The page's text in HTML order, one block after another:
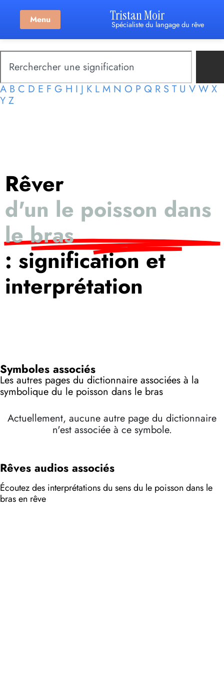
Menu Tristan Moir
Spécialiste du langage du rêve
A B C D E F G H I J K L M N O P Q R S T U V W X
Y Z
Rêver
d'un le poisson dans
le bras
: signification et
interprétation
Symboles associés
Les autres pages du dictionnaire associées à la
symbolique du le poisson dans le bras
Actuellement, aucune autre page du dictionnaire
n'est associée à ce symbole.
Rêves audios associés
Écoutez des interprétations du sens du le poisson dans le
bras en rêve